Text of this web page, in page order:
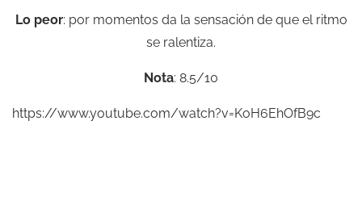
Lo peor: por momentos da la sensación de que el ritmo
se ralentiza.
Nota: 8.5/10
https://www.youtube.com/watch?v=KoH6EhOfB9c